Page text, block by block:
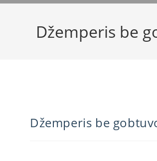
Džemperis be
Džemperis be